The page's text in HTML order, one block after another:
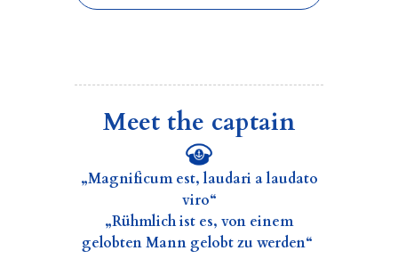
Meet the captain
„Magnificum est, laudari a laudato
viro“
„Rühmlich ist es, von einem
gelobten Mann gelobt zu werden“